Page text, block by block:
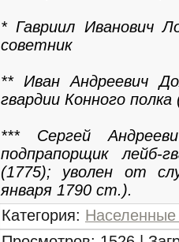
* Гавриил Иванович
советник
** Иван Андреевич
гвардии Конного
*** Сергей
подпрапорщик лейб-
(1775); уволен от
января 1790 ст.).
Категория: Населенные